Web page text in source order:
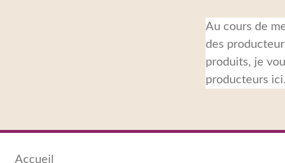
Au cours de
des
produits, je
producteurs ici.
Accueil